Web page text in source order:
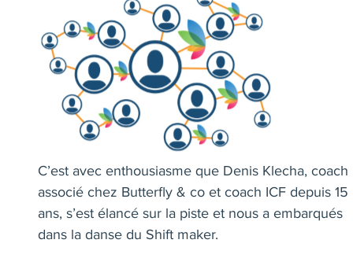
C’est avec enthousiasme que Denis Klecha, coach
associé chez Butterfly & co et coach ICF depuis 15
ans, s’est élancé sur la piste et nous a embarqués
dans la danse du Shift maker.